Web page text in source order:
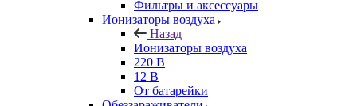
Фильтры и аксессуары
Ионизаторы воздуха
Назад
Ионизаторы воздуха
220 В
12 В
От батарейки